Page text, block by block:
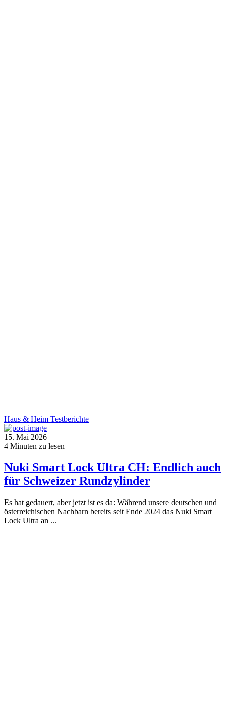
Haus & Heim Testberichte
15. Mai 2026
4 Minuten zu lesen
Nuki Smart Lock Ultra CH: Endlich auch
für Schweizer Rundzylinder
Es hat gedauert, aber jetzt ist es da: Während unsere deutschen und
österreichischen Nachbarn bereits seit Ende 2024 das Nuki Smart
Lock Ultra an ...